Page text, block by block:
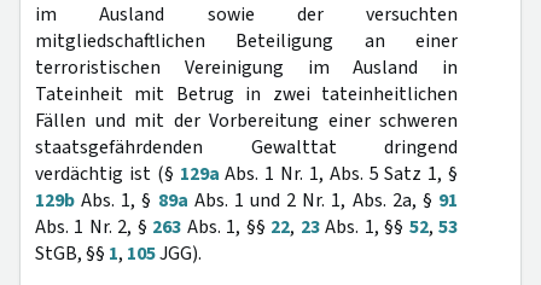
im Ausland sowie der versuchten
mitgliedschaftlichen Beteiligung an einer
terroristischen Vereinigung im Ausland in
Tateinheit mit Betrug in zwei tateinheitlichen
Fällen und mit der Vorbereitung einer schweren
staatsgefährdenden Gewalttat dringend
verdächtig ist (§ 129a Abs. 1 Nr. 1, Abs. 5 Satz 1, §
129b Abs. 1, § 89a Abs. 1 und 2 Nr. 1, Abs. 2a, § 91
Abs. 1 Nr. 2, § 263 Abs. 1, §§ 22, 23Abs. 1, §§ 52,53
StGB, §§ 1, 105JGG).